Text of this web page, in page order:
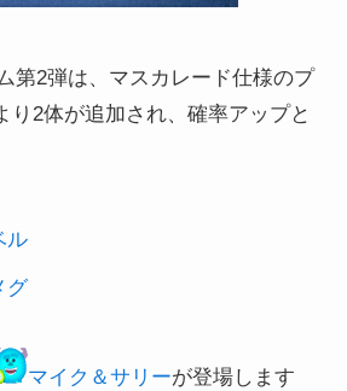
第2弾は、マスカレード仕様のプ
り2体が追加され、確率アップと
ル
グ
マイク＆サリーが登場します